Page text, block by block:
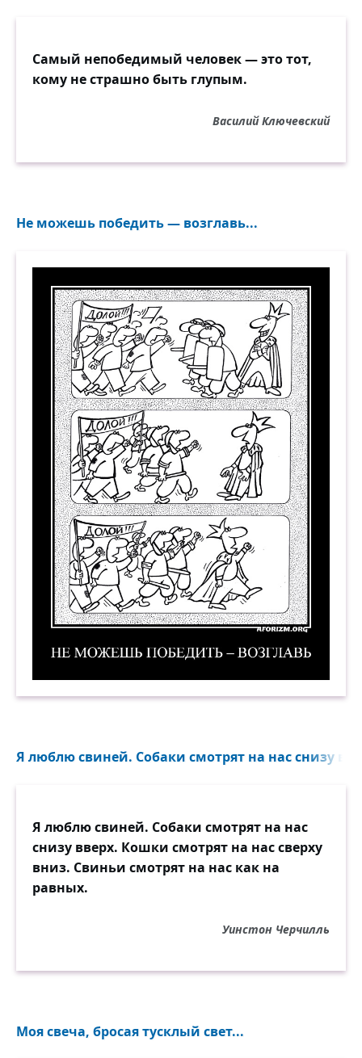
Самый непобедимый человек — это тот,
кому не страшно быть глупым.
Василий Ключевский
Не можешь победить — возглавь...
Я люблю свиней. Собаки смотрят на нас снизу
Я люблю свиней. Собаки смотрят на нас
снизу вверх. Кошки смотрят на нас сверху
вниз. Свиньи смотрят на нас как на
равных.
Уинстон Черчилль
Моя свеча, бросая тусклый свет...